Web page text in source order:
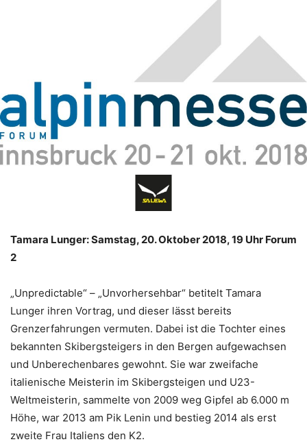
Tamara Lunger: Samstag, 20. Oktober 2018, 19 Uhr Forum
2
„Unpredictable“ – „Unvorhersehbar“ betitelt Tamara
Lunger ihren Vortrag, und dieser lässt bereits
Grenzerfahrungen vermuten. Dabei ist die Tochter eines
bekannten Skibergsteigers in den Bergen aufgewachsen
und Unberechenbares gewohnt. Sie war zweifache
italienische Meisterin im Skibergsteigen und U23-
Weltmeisterin, sammelte von 2009 weg Gipfel ab 6.000 m
Höhe, war 2013 am Pik Lenin und bestieg 2014 als erst
zweite Frau Italiens den K2.